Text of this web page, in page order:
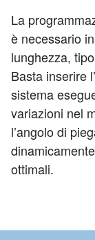
La
è necessario
lunghezza,
Basta inserire
sistema
variazioni nel
l’angolo di
ottimali.